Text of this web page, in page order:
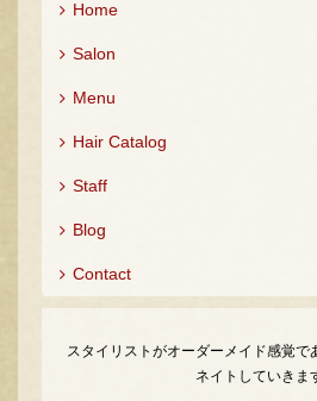
Home
Salon
Menu
Hair Catalog
Staff
Blog
Contact
スタイリストがオーダーメイド感覚で
ネイトしていきま